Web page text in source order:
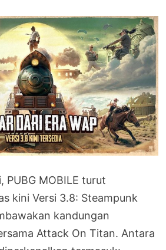
PUBG MOBILE turut
kini Versi 3.8: Steampunk
kandungan
Attack On Titan. Antara